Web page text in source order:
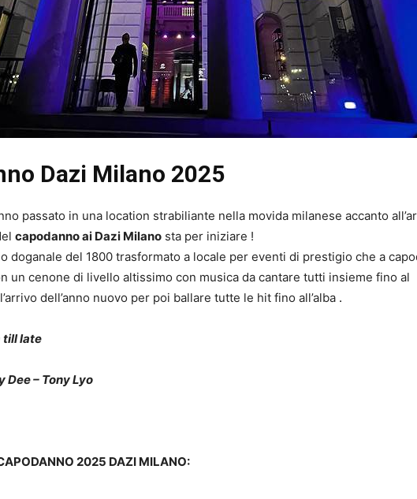
Dazi Milano 2025
passato in una location strabiliante nella movida milanese accanto
capodanno ai Dazi Milano sta per iniziare !
doganale del 1800 trasformato a locale per eventi di prestigio che a
un cenone di livello altissimo con musica da cantare tutti insieme fino al
dell’anno nuovo per poi ballare tutte le hit fino all’alba .
till late
Dee – Tony Lyo
2025 DAZI MILANO: